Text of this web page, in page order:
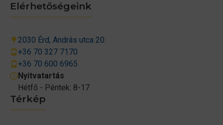
Térkép
Elérhetőségeink
2030 Érd, András utca 20.
+36 70 327 7170
+36 70 600 6965
Nyitvatartás
Hétfő - Péntek: 8-17